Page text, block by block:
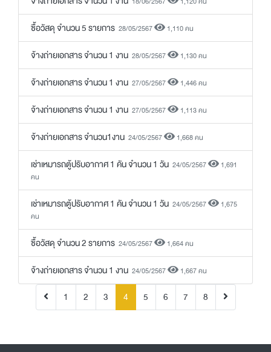
ซื้อวัสดุ จำนวน 5 รายการ 28/05/2567 1,110 คน
จ้างถ่ายเอกสาร จำนวน 1 งาน 28/05/2567 1,130 คน
จ้างถ่ายเอกสาร จำนวน 1 งาน 27/05/2567 1,446 คน
จ้างถ่ายเอกสาร จำนวน 1 งาน 27/05/2567 1,113 คน
จ้างถ่ายเอกสาร จำนวน1งาน 24/05/2567 1,668 คน
เช่าเหมารถตู้ปรับอากาศ 1 คัน จำนวน 1 วัน 24/05/2567
1,691
คน
เช่าเหมารถตู้ปรับอากาศ 1 คัน จำนวน 1 วัน 24/05/2567
1,675
คน
ซื้อวัสดุ จำนวน 2 รายการ 24/05/2567 1,664 คน
จ้างถ่ายเอกสาร จำนวน 1 งาน 24/05/2567 1,667 คน
1 2 3 4(current)
5 6 7 8